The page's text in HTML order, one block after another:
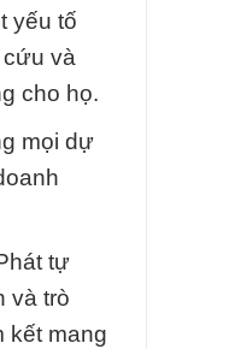
yếu tố
cứu và
cho họ.
mọi dự
tự
và trò
kết mang